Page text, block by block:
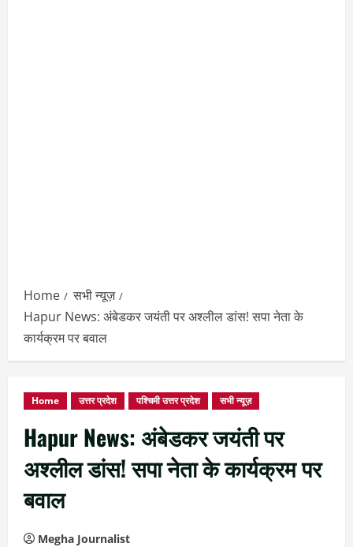
Home
सभी न्यूज़
Hapur News: अंबेडकर जयंती पर अश्लील डांस! सपा नेता के
कार्यक्रम पर बवाल
Home उत्तर प्रदेश पश्चिमी उत्तर प्रदेश सभी न्यूज़
Hapur News: अंबेडकर जयंती पर
अश्लील डांस! सपा नेता के कार्यक्रम पर
बवाल
Megha Journalist